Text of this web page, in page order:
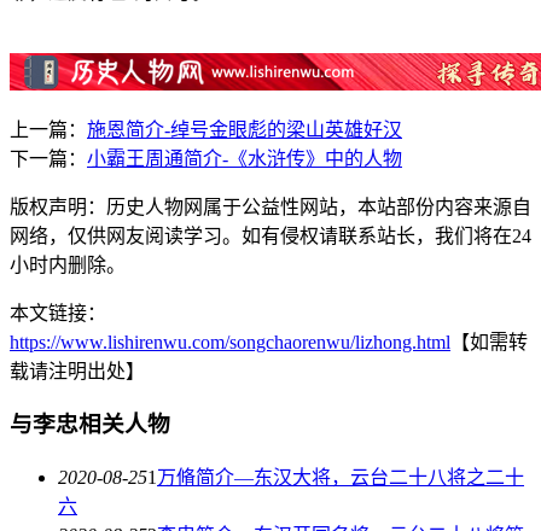
上一篇： 施恩简介-绰号金眼彪的梁山英雄好汉
下一篇： 小霸王周通简介-《水浒传》中的人物
版权声明：历史人物网属于公益性网站，本站部份内容来源自
网络，仅供网友阅读学习。如有侵权请联系站长，我们将在24
小时内删除。
本文链接：
https://www.lishirenwu.com/songchaorenwu/lizhong.html 【如需转
载请注明出处】
与李忠相关人物
2020-08-251 万脩简介—东汉大将，云台二十八将之二十
六